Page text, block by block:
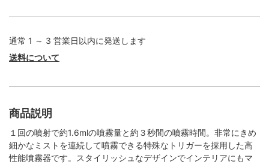
通常 1 ～ 3 営業日以内に発送します
送料について
商品説明
１回の噴射で約1.6mlの噴霧量と約３秒間の噴霧時間。非常にきめ
細かなミストを連続して噴霧できる特殊なトリガーを採用した高
性能噴霧器です。スタイリッシュなデザインでインテリアにもマ